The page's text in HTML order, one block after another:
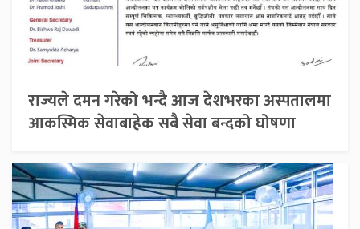
राज्यले दमन गरेको भन्दै आज देशभरका अस्पतालमा
आकस्मिक सेवाबाहेक सबै सेवा बन्दको घोषणा